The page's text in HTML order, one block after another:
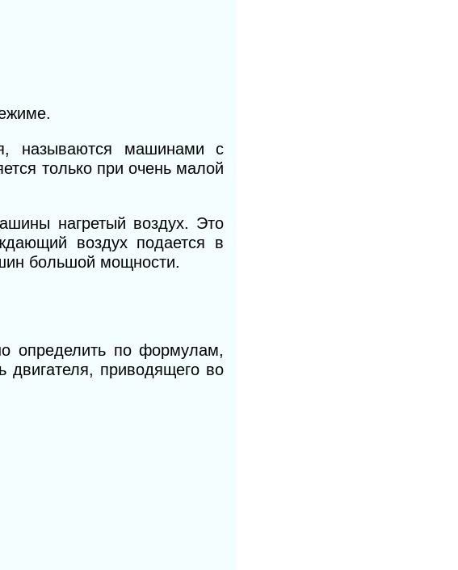
называются машинами с
только при очень малой
нагретый воздух. Это
воздух подается в
большой мощности.
определить по формулам,
двигателя, приводящего во